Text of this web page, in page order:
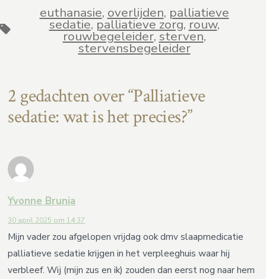
Tags
euthanasie, overlijden, palliatieve
sedatie,palliatieve zorg,rouw,
rouwbegeleider,sterven,
stervensbegeleider
2 gedachten over “Palliatieve
sedatie: wat is het precies?”
Yvonne Brunia
30 april 2025 om 14:37
Mijn vader zou afgelopen vrijdag ook dmv slaapmedicatie
palliatieve sedatie krijgen in het verpleeghuis waar hij
verbleef. Wij (mijn zus en ik) zouden dan eerst nog naar hem